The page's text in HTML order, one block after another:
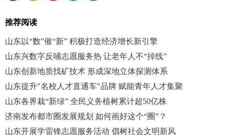
推荐阅读
山东以“数”催“新” 积极打造经济增长新引擎
山东兴数字反哺志愿服务热 让老年人不“掉线”
山东创新地质找矿技术 形成深地立体探测体系
山东提升"名校人才直通车"品牌 赋能青年人才集聚
山东各界栽“新绿” 全民义务植树累计超50亿株
济南发布都市圈发展规划 如何画好这个“圈”？
山东开展学雷锋志愿服务活动 倡树社会文明新风